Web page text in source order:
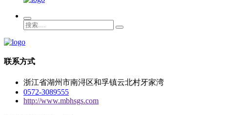
联系方式
浙江省湖州市南浔区和孚镇云北村牙家湾
0572-3089555
http://www.mbhsgs.com